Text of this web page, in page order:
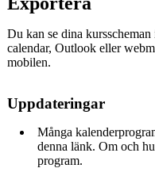
Du kan se dina
calendar, Outlook eller
mobilen.
Uppdateringar
Många
denna länk. Om och
program.